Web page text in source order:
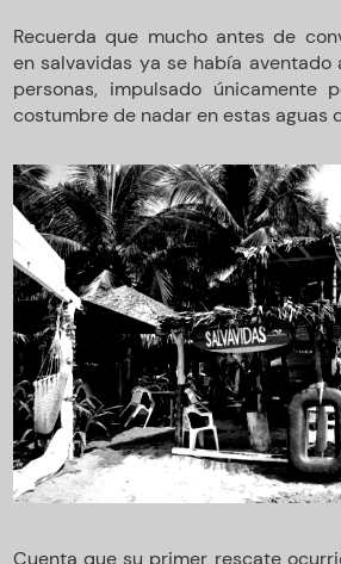
Recuerda que mucho antes de
en salvavidas ya se había
personas, impulsado
costumbre de nadar en estas aguas
Cuenta que su primer rescate